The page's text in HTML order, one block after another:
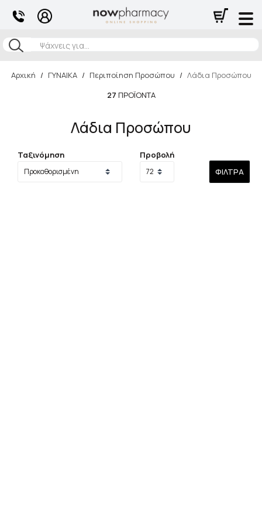
Αναζήτηση
Αρχική / ΓΥΝΑΙΚΑ / Περιποίηση Προσώπου / Λάδια Προσώπου
27 ΠΡΟΪΌΝΤΑ
Λάδια Προσώπου
Ταξινόμηση
Προβολή
ΦΊΛΤΡΑ